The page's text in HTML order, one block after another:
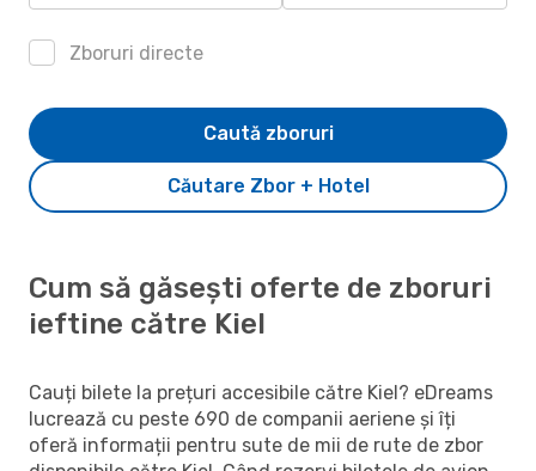
Zboruri directe
Căutare Zbor + Hotel
Caută zboruri
Cum să găsești oferte de zboruri
ieftine către Kiel
Cauți bilete la prețuri accesibile către Kiel? eDreams
lucrează cu peste 690 de companii aeriene și îți
oferă informații pentru sute de mii de rute de zbor